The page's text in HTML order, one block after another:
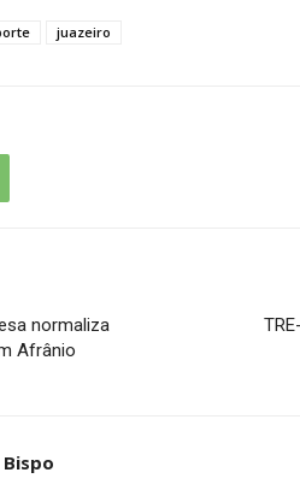
juazeiro
normaliza
Afrânio